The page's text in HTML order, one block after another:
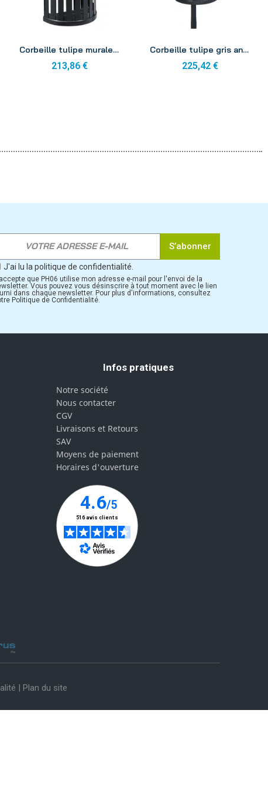
Corbeille tulipe murale gris anthracite mat 35L
213,86 €
Corbeille tulipe gris anthracite 35L fixation sur poteau
225,42 €
S’abonner
J'ai lu la politique de confidentialité.
que PH06 utilise mon adresse e-mail pour l'envoi de la
Vous pouvez vous désinscrire à tout moment avec le lien
dans chaque newsletter. Pour plus d'informations, consultez
Politique de Confidentialité.
Infos pratiques
Notre société
Nous contacter
CGV
Livraisons et Retours
SAV
Moyens de paiement
Horaires d'ouverture
Plan du site